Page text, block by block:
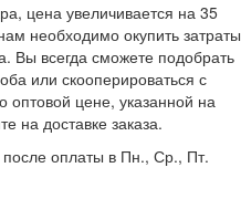
цена увеличивается на 35
необходимо окупить затраты
Вы всегда сможете подобрать
или скооперироваться с
оптовой цене, указанной на
на доставке заказа.
после оплаты в Пн., Ср., Пт.